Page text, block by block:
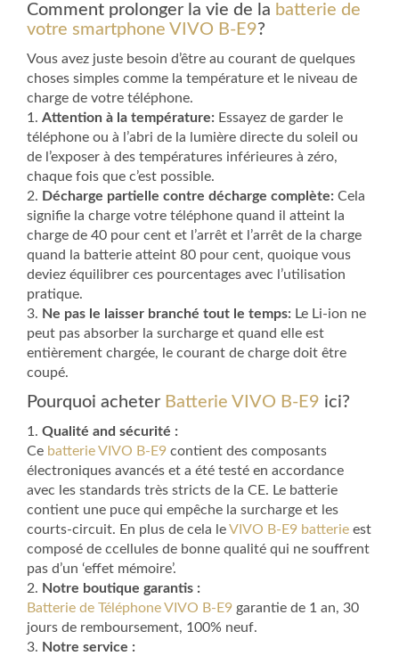
Comment prolonger la vie de la batterie de
votre smartphone VIVO B-E9?
Vous avez juste besoin d’être au courant de quelques
choses simples comme la température et le niveau de
charge de votre téléphone.
1. Attention à la température: Essayez de garder le
téléphone ou à l’abri de la lumière directe du soleil ou
de l’exposer à des températures inférieures à zéro,
chaque fois que c’est possible.
2. Décharge partielle contre décharge complète: Cela
signifie la charge votre téléphone quand il atteint la
charge de 40 pour cent et l’arrêt et l’arrêt de la charge
quand la batterie atteint 80 pour cent, quoique vous
deviez équilibrer ces pourcentages avec l’utilisation
pratique.
3. Ne pas le laisser branché tout le temps: Le Li-ion ne
peut pas absorber la surcharge et quand elle est
entièrement chargée, le courant de charge doit être
coupé.
Pourquoi acheter Batterie VIVO B-E9 ici?
1. Qualité and sécurité :
Ce batterie VIVO B-E9 contient des composants
électroniques avancés et a été testé en accordance
avec les standards très stricts de la CE. Le batterie
contient une puce qui empêche la surcharge et les
courts-circuit. En plus de cela leVIVO B-E9 batterie est
composé de ccellules de bonne qualité qui ne souffrent
pas d’un ‘effet mémoire’.
2. Notre boutique garantis :
Batterie de Téléphone VIVO B-E9 garantie de 1 an, 30
jours de remboursement, 100% neuf.
3. Notre service :